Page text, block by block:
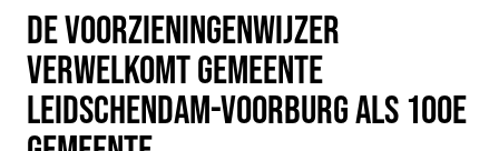
PLINKR NAZORG
SOCIALDEBT
DOORBRAAKMETHODE
COLLECTIEF SCHULDREGELEN
DE VOORZIENINGENWIJZER
VERWELKOMT GEMEENTE
LEIDSCHENDAM-VOORBURG ALS 100E